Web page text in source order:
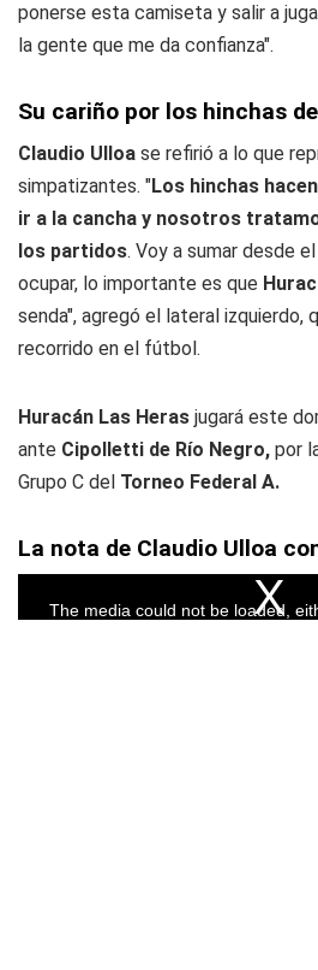
ponerse esta camiseta y salir a
la gente que me da confianza".
Su cariño por los hinchas
Claudio Ulloa se refirió a lo que
simpatizantes. "Los hinchas
ir a la cancha y nosotros
los partidos. Voy a sumar desde
ocupar, lo importante es que
senda", agregó el lateral izquierdo,
recorrido en el fútbol.
Huracán Las Heras jugará este
ante Cipolletti de Río Negro, por
Grupo C del Torneo Federal A.
La nota de Claudio Ulloa